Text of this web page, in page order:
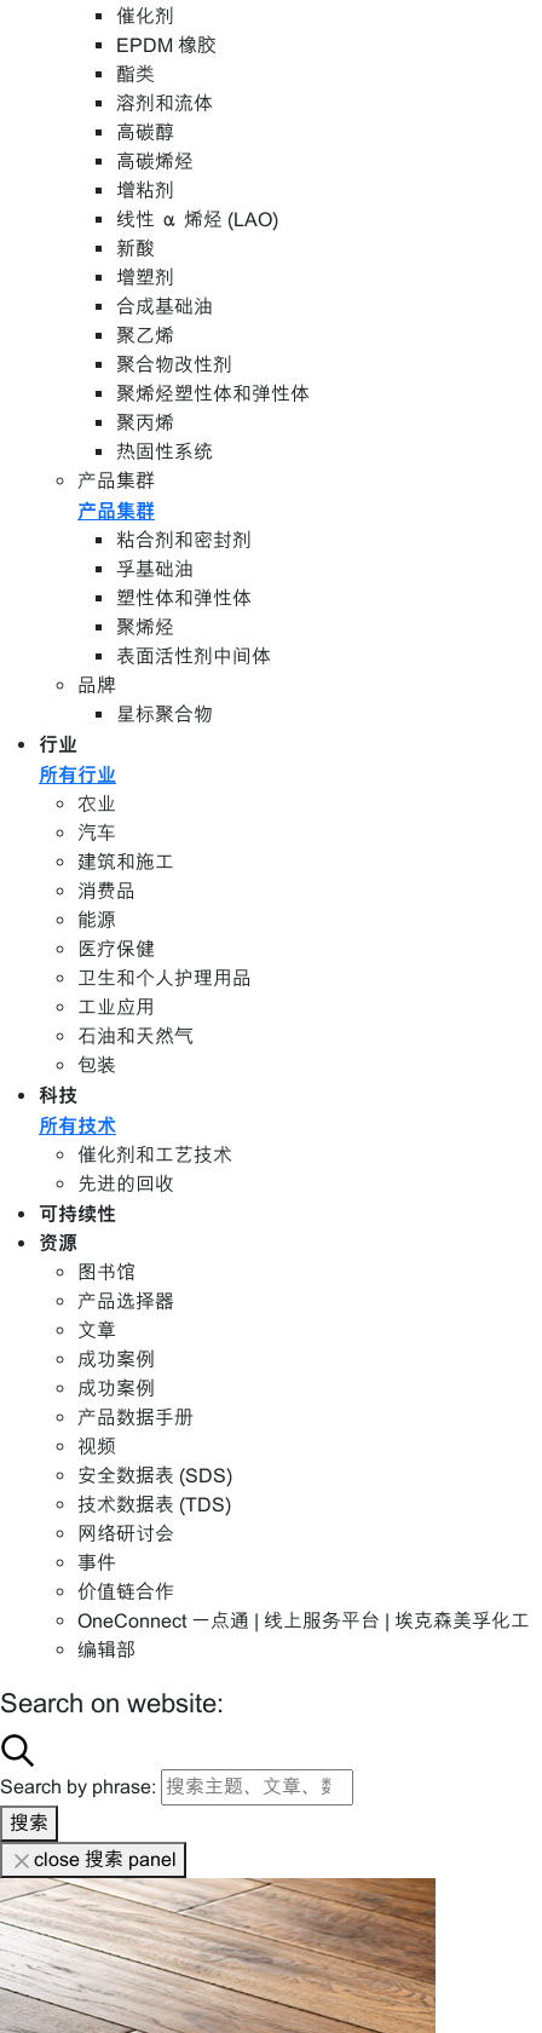
催化剂
EPDM 橡胶
酯类
溶剂和流体
高碳醇
高碳烯烃
增粘剂
线性 α 烯烃 (LAO)
新酸
增塑剂
合成基础油
聚乙烯
聚合物改性剂
聚烯烃塑性体和弹性体
聚丙烯
热固性系统
产品集群
产品集群
粘合剂和密封剂
孚基础油
塑性体和弹性体
聚烯烃
表面活性剂中间体
品牌
星标聚合物
行业
所有行业
农业
汽车
建筑和施工
消费品
能源
医疗保健
卫生和个人护理用品
工业应用
石油和天然气
包装
科技
所有技术
催化剂和工艺技术
先进的回收
可持续性
资源
图书馆
产品选择器
文章
成功案例
成功案例
产品数据手册
视频
安全数据表 (SDS)
技术数据表 (TDS)
网络研讨会
事件
价值链合作
OneConnect 一点通 | 线上服务平台 | 埃克森美孚化工
编辑部
Search on website:
Search by phrase:
搜索
close 搜索 panel